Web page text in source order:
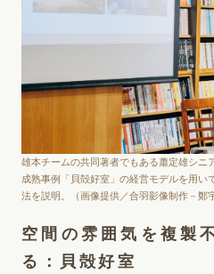
空間の雰囲気を複製
る：貝殻好室
雄本チームの共同著者でもある蕭定雄シニ
成熟事例「貝殻好室」の経営モデルを用い
法を説明。（画像提供／合羽影像制作－鄭